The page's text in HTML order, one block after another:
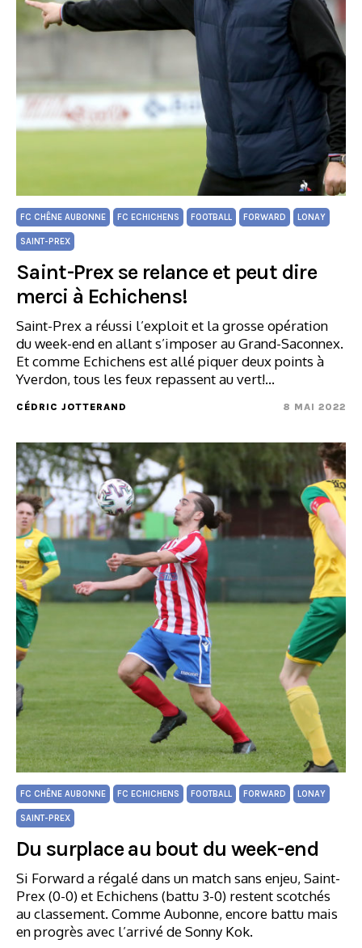
FC CHÊNE AUBONNE FC ECHICHENS FOOTBALL FORWARD LONAY
SAINT-PREX
Saint-Prex se relance et peut dire
merci à Echichens!
Saint-Prex a réussi l’exploit et la grosse opération
du week-end en allant s’imposer au Grand-Saconnex.
Et comme Echichens est allé piquer deux points à
Yverdon, tous les feux repassent au vert!…
CÉDRIC JOTTERAND 8 MAI 2022
FC CHÊNE AUBONNE FC ECHICHENS FOOTBALL FORWARD LONAY
SAINT-PREX
Du surplace au bout du week-end
Si Forward a régalé dans un match sans enjeu, Saint-
Prex (0-0) et Echichens (battu 3-0) restent scotchés
au classement. Comme Aubonne, encore battu mais
en progrès avec l’arrivé de Sonny Kok.